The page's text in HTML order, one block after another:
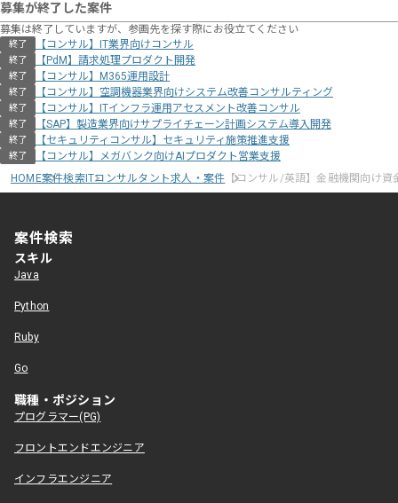
募集が終了した案件
募集は終了していますが、参画先を探す際にお役立てください
終了 【コンサル】IT業界向けコンサル
終了 【PdM】請求処理プロダクト開発
終了 【コンサル】M365運用設計
終了 【コンサル】空調機器業界向けシステム改善コンサルティング
終了 【コンサル】ITインフラ運用アセスメント改善コンサル
終了 【SAP】製造業界向けサプライチェーン計画システム導入開発
終了 【セキュリティコンサル】セキュリティ施策推進支援
終了
【コンサル】メガバンク向けAIプロダクト営業支援
HOME案件検索ITコンサルタント求人・案件 【コンサル/英語】金融機関向け
案件検索
スキル
Java
Python
Ruby
Go
職種・ポジション
プログラマー(PG)
フロントエンドエンジニア
インフラエンジニア